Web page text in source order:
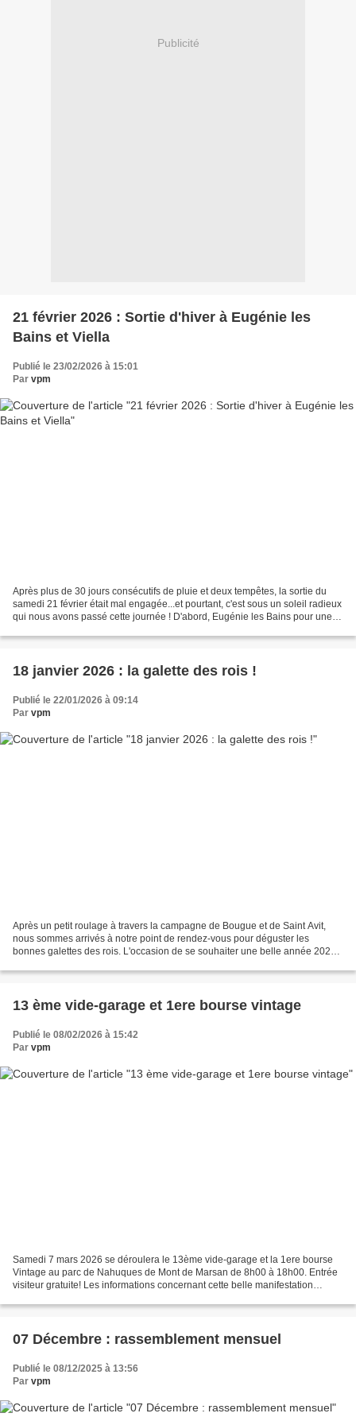
Publicité
21 février 2026 : Sortie d'hiver à Eugénie les
Bains et Viella
Publié le 23/02/2026 à 15:01
Par vpm
Après plus de 30 jours consécutifs de pluie et deux tempêtes, la sortie du
samedi 21 février était mal engagée...et pourtant, c'est sous un soleil radieux
qui nous avons passé cette journée ! D'abord, Eugénie les Bains pour une
18 janvier 2026 : la galette des rois !
Publié le 22/01/2026 à 09:14
Par vpm
Après un petit roulage à travers la campagne de Bougue et de Saint Avit,
nous sommes arrivés à notre point de rendez-vous pour déguster les
bonnes galettes des rois. L'occasion de se souhaiter une belle année 2026,
13 ème vide-garage et 1ere bourse vintage
Publié le 08/02/2026 à 15:42
Par vpm
Samedi 7 mars 2026 se déroulera le 13ème vide-garage et la 1ere bourse
Vintage au parc de Nahuques de Mont de Marsan de 8h00 à 18h00. Entrée
visiteur gratuite! Les informations concernant cette belle manifestation
07 Décembre : rassemblement mensuel
Publié le 08/12/2025 à 13:56
Par vpm